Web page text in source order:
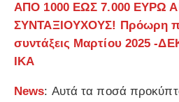
ΑΠΟ 1000 ΕΩΣ 7.000 ΕΥΡΩ
ΣΥΝΤΑΞΙΟΥΧΟΥΣ! Πρόωρη
συντάξεις Μαρτίου 2025 -
ΙΚΑ
News: Αυτά τα ποσά